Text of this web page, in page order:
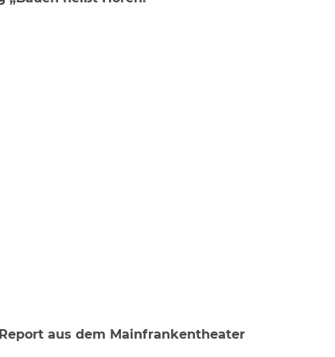
aus dem Mainfrankentheater